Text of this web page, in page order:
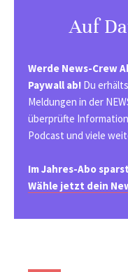
Auf
Werde News-Crew
Paywall ab! Du
Meldungen in der
überprüfte
Podcast und viele
Im Jahres-Abo
Wähle jetzt dein